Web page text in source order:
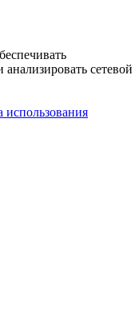
сетевой
использования